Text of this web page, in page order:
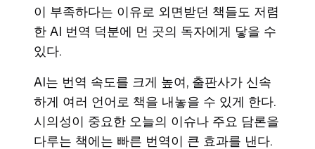
이 부족하다는 이유로 외면받던 책들도 저렴
한 AI 번역 덕분에 먼 곳의 독자에게 닿을 수
있다.
AI는 번역 속도를 크게 높여, 출판사가 신속
하게 여러 언어로 책을 내놓을 수 있게 한다.
시의성이 중요한 오늘의 이슈나 주요 담론을
다루는 책에는 빠른 번역이 큰 효과를 낸다.